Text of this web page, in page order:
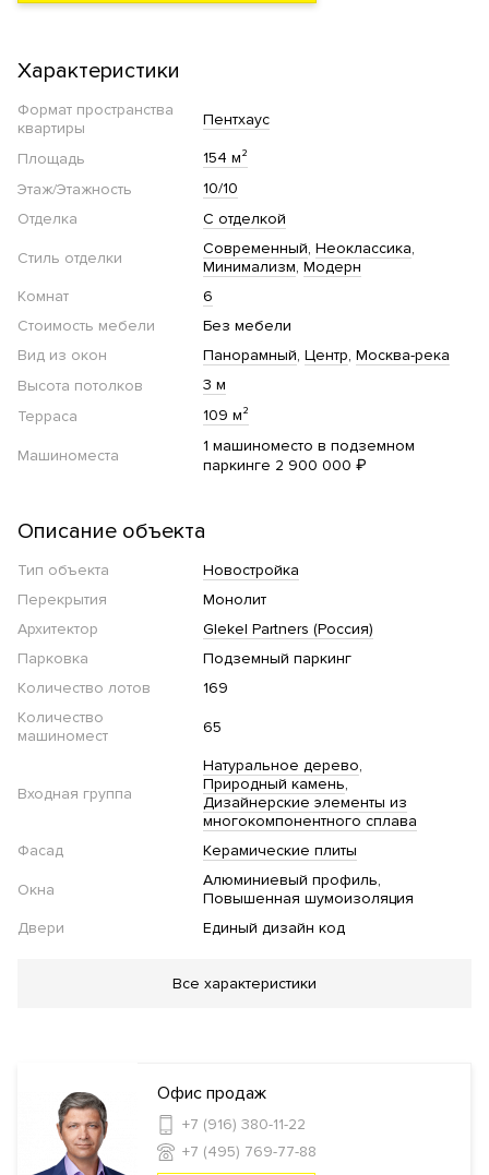
Характеристики
Формат пространства
квартиры
Пентхаус
Площадь
154 м²
Этаж/Этажность
10/10
Отделка
С отделкой
Стиль отделки Современный Неоклассика
Минимализм Модерн
Комнат
6
Стоимость мебели
Без мебели
Вид из окон
Панорамный Центр Москва-река
Высота потолков
3 м
Терраса
109 м²
Машиноместа
1 машиноместо в подземном
паркинге 2 900 000 ₽
Описание объекта
Тип объекта
Новостройка
Перекрытия
Монолит
Архитектор
Glekel Partners (Россия)
Парковка
Подземный паркинг
Количество лотов
169
Количество
машиномест
65
Входная группа
Натуральное дерево
Природный камень
Дизайнерские элементы из
многокомпонентного сплава
Фасад
Керамические плиты
Окна
Алюминиевый профиль
Повышенная шумоизоляция
Двери
Единый дизайн код
Инфраструктура в доме
Салон красоты Детская игровая комната
комнаты
Консьерж
Все характеристики
Офис продаж
+7 (916) 380-11-22
+7 (495) 769-77-88